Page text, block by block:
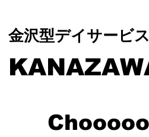
​​金沢型デイサービス
C